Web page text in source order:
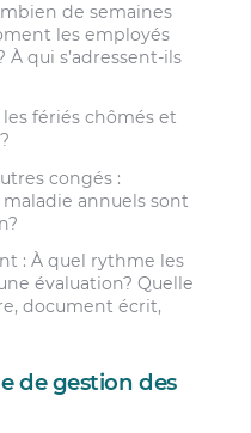
de semaines
les employés
qui s’adressent-ils
fériés chômés et
congés :
annuels sont
: À quel rythme les
évaluation? Quelle
document écrit,
de gestion des